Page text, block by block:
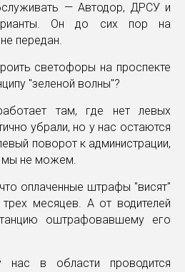
— Автодор, ДРСУ и
Он до сих пор на
передан.
светофоры на проспекте
"зеленой волны"?
там, где нет левых
убрали, но у нас остаются
поворот к администрации,
мы не можем.
оплаченные штрафы "висят"
месяцев. А от водителей
оштрафовавшему его
в области проводится